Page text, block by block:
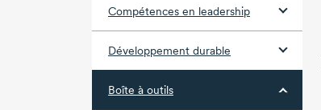
Compétences en leadership
Développement durable
Boîte à outils